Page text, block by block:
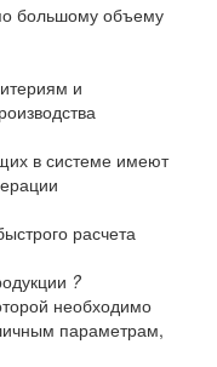
большому объему
и
в системе имеют
расчета
?
необходимо
параметрам,